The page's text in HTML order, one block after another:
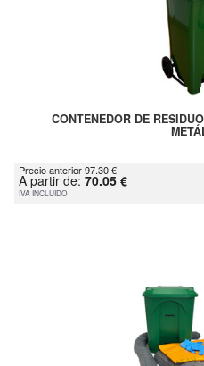
CONTENEDOR DE
Precio anterior 97.30 €
A partir de: 70.05 €
IVA INCLUIDO